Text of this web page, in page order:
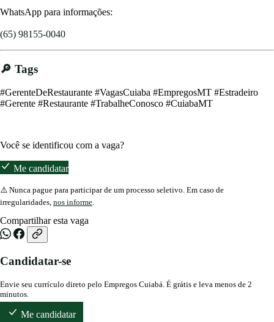
WhatsApp para informações:
(65) 98155-0040
🔎 Tags
#GerenteDeRestaurante #VagasCuiaba #EmpregosMT #Estradeiro
#Gerente #Restaurante #TrabalheConosco #CuiabaMT
Você se identificou com a vaga?
Me candidatar
⚠️ Nunca pague para participar de um processo seletivo. Em caso de
irregularidades, nos informe.
Compartilhar esta vaga
Candidatar-se
Envie seu currículo direto pelo Empregos Cuiabá. É grátis e leva menos de 2
minutos.
Me candidatar